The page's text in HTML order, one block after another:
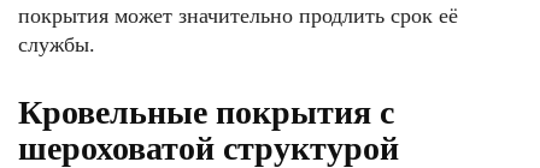
покрытия может значительно продлить срок её
службы.
Кровельные покрытия с
шероховатой структурой